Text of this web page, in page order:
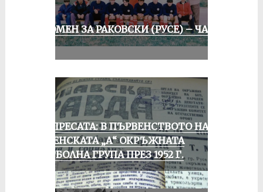
СПОМЕН ЗА РАКОВСКИ (РУСЕ) – ЧАСТ
ОТ ПРЕСАТА: В ПЪРВЕНСТВОТО НА
РУСЕНСКАТА „А“ ОКРЪЖНАТА
ФУТБОЛНА ГРУПА ПРЕЗ 1952 Г.